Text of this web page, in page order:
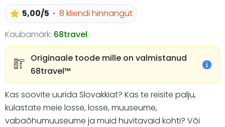
5,00/5
8 kliendi hinnangut
Kaubamärk: 68travel
Originaale toode mille on valmistanud
68travel™️
Kas soovite uurida Slovakkiat? Kas te reisite palju,
külastate meie losse, losse, muuseume,
vabaõhumuuseume ja muid huvitavaid kohti? Või